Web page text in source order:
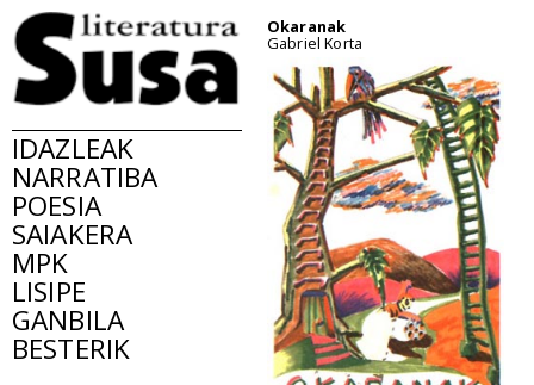
IDAZLEAK
NARRATIBA
POESIA
SAIAKERA
MPK
LISIPE
GANBILA
BESTERIK
Okaranak
Gabriel Korta